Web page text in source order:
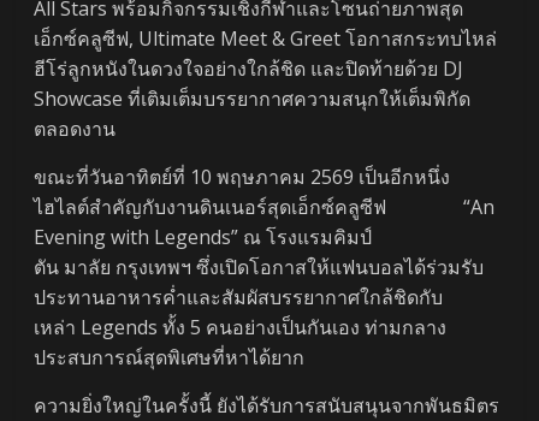
All Stars พร้อมกิจกรรมเชิงกีฬาและโซนถ่ายภาพสุด
เอ็กซ์คลูซีฟ, Ultimate Meet & Greet โอกาสกระทบไหล่
ฮีโร่ลูกหนังในดวงใจอย่างใกล้ชิด และปิดท้ายด้วย DJ
Showcase ที่เติมเต็มบรรยากาศความสนุกให้เต็มพิกัด
ตลอดงาน
ขณะที่วันอาทิตย์ที่ 10 พฤษภาคม 2569 เป็นอีกหนึ่ง
ไฮไลต์สำคัญกับงานดินเนอร์สุดเอ็กซ์คลูซีฟ “An
Evening with Legends” ณ โรงแรมคิมป์
ตัน มาลัย กรุงเทพฯ ซึ่งเปิดโอกาสให้แฟนบอลได้ร่วมรับ
ประทานอาหารค่ำและสัมผัสบรรยากาศใกล้ชิดกับ
เหล่า Legends ทั้ง 5 คนอย่างเป็นกันเอง ท่ามกลาง
ประสบการณ์สุดพิเศษที่หาได้ยาก
ความยิ่งใหญ่ในครั้งนี้ ยังได้รับการสนับสนุนจากพันธมิตร